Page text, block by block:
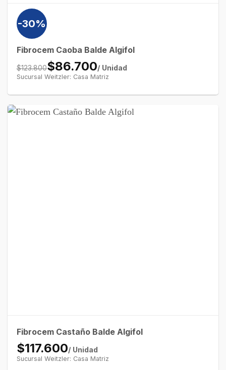
-30%
Fibrocem Caoba Balde Algifol
$123.800$86.700/ Unidad
Sucursal Weitzler: Casa Matriz
Fibrocem Castaño Balde Algifol
$117.600/ Unidad
Sucursal Weitzler: Casa Matriz